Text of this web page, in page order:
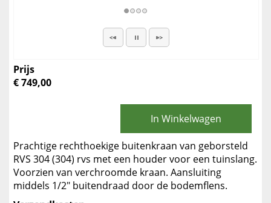
Prijs
€ 749,00
In Winkelwagen
Prachtige rechthoekige buitenkraan van geborsteld
RVS 304 (304) rvs met een houder voor een tuinslang.
Voorzien van verchroomde kraan. Aansluiting
middels 1/2" buitendraad door de bodemflens.